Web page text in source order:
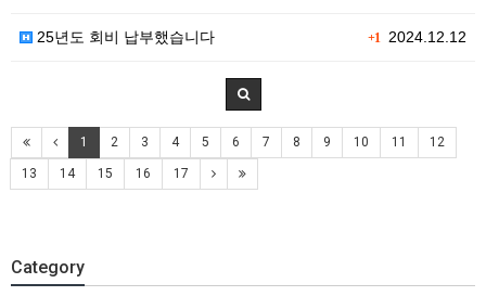
+1 2024.12.12
25년도 회비 납부했습니다
1 2 3 4 5 6 7 8 9 10 11 12
13 14 15 16 17
Category